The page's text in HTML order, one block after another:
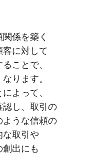
係を​築く​
に​対して​
ことで、​
ります。​
よって、​
認し、​取引の​
ような​信頼の​
な​取引や​
出にも​